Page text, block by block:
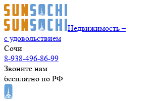
Недвижимость –
с удовольствием
Сочи
8-938-496-86-99
Звоните нам
бесплатно по РФ